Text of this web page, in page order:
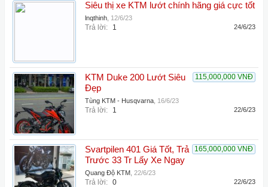
Siêu thị xe KTM lướt chính hãng giá cực tốt
lnqthinh 12/6/23
Trả lời: 1 24/6/23
115,000,000 VNĐ
KTM Duke 200 Lướt Siêu
Đẹp
Tùng KTM - Husqvarna 16/6/23
Trả lời: 1 22/6/23
165,000,000 VNĐ
Svartpilen 401 Giá Tốt, Trả
Trước 33 Tr Lấy Xe Ngay
Quang Độ KTM 22/6/23
Trả lời: 0 22/6/23